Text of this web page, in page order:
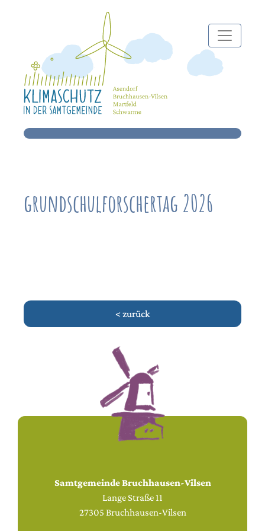
grundschulforschertag 2026
< zurück
Samtgemeinde Bruchhausen-Vilsen
Lange Straße 11
27305 Bruchhausen-Vilsen